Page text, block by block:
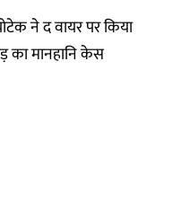
ने द वायर पर किया
का मानहानि केस